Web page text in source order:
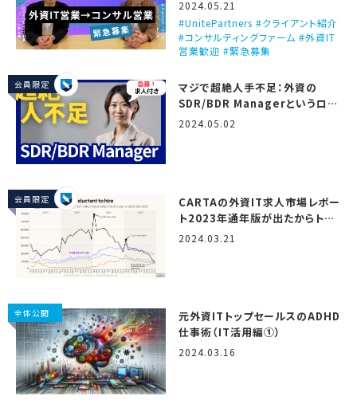
2024.05.21
UnitePartners #クライアント紹介
#コンサルティングファーム #外資IT
営業歓迎 #緊急募集
会員限定
マジで超絶人手不足：外資の
SDR/BDR Managerというロー
ル
2024.05.02
会員限定
CARTAの外資IT求人市場レポー
ト2023年通年版が出たからトミ
オが翻訳しつつ解説するで！
2024.03.21
全体公開
元外資ITトップセールスのADHD
仕事術（IT活用編①）
2024.03.16